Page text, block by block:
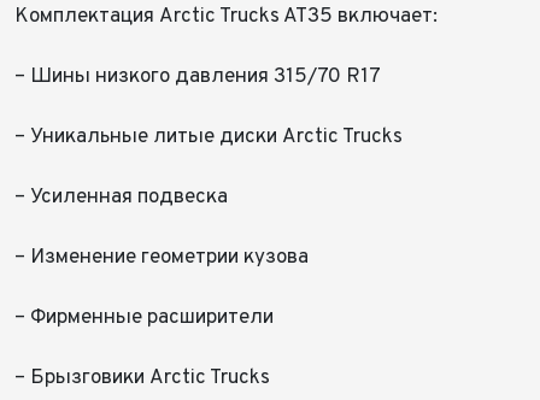
Комплектация Arctic Trucks AT35 включает:
– Шины низкого давления 315/70 R17
– Уникальные литые диски Arctic Trucks
– Усиленная подвеска
– Изменение геометрии кузова
– Фирменные расширители
– Брызговики Arctic Trucks
Обратная связь
Имя*
Телефон*
Тема сообщения
Выкуп авто